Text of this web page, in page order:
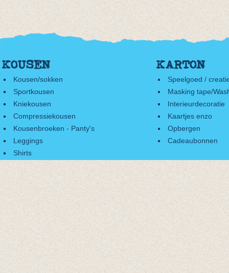
KOUSEN
Kousen/sokken
Sportkousen
Kniekousen
Compressiekousen
Kousenbroeken - Panty's
Leggings
Shirts
KARTON
Speelgoed /
Masking tape/
Interieurdecoratie
Kaartjes enzo
Opbergen
Cadeaubonnen